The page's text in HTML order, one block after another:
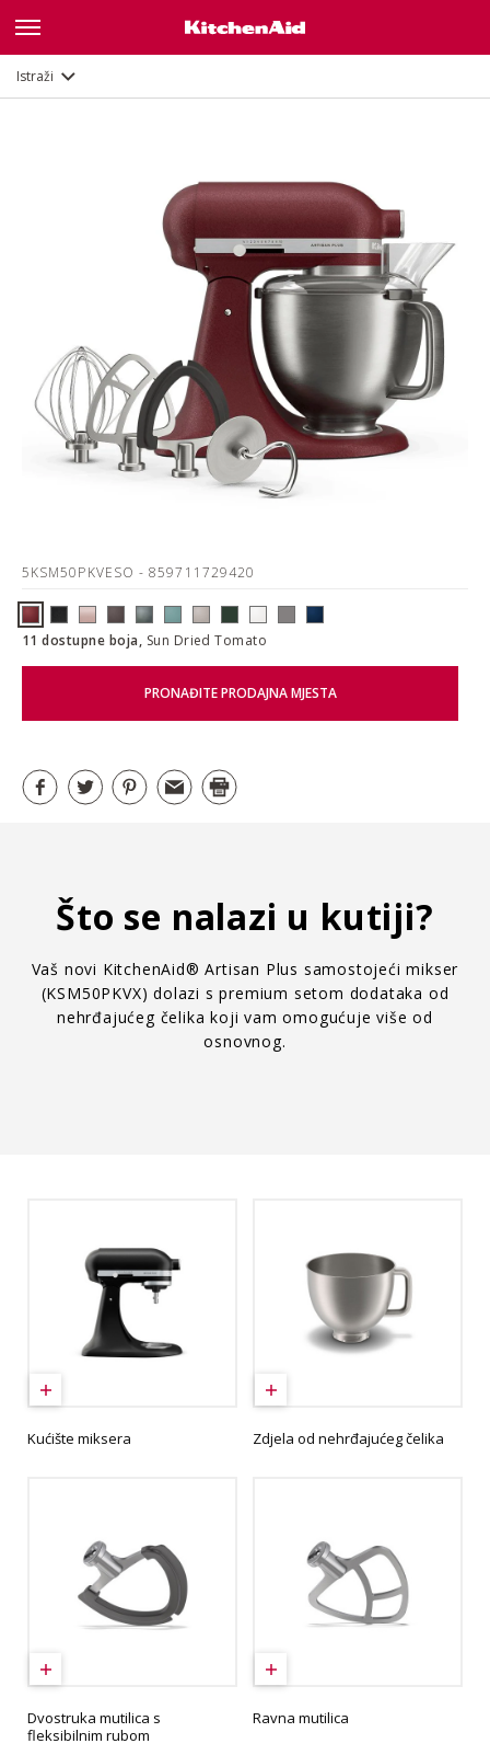
Istraži
5KSM50PKVESO- 859711729420
11 dostupne boja, Sun Dried Tomato
PRONAĐITE PRODAJNA MJESTA
Što se nalazi u kutiji?
Vaš novi KitchenAid® Artisan Plus samostojeći mikser
(KSM50PKVX) dolazi s premium setom dodataka od
nehrđajućeg čelika koji vam omogućuje više od
osnovnog.
Kućište miksera Zdjela od nehrđajućeg čelika
Dvostruka mutilica s
fleksibilnim rubom
Ravna mutilica